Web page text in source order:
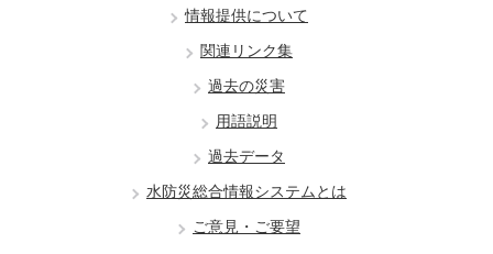
情報提供について
関連リンク集
過去の災害
用語説明
過去データ
水防災総合情報システムとは
ご意見・ご要望